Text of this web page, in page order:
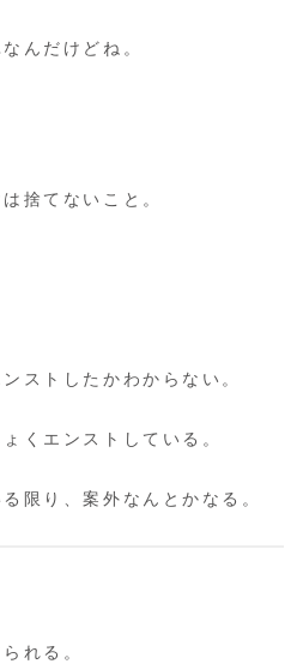
んだけどね。
捨てないこと。
ストしたかわからない。
くエンストしている。
限り、案外なんとかなる。
れる。